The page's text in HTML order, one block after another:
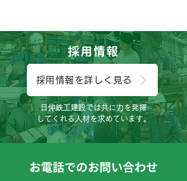
採用情報
採用情報を詳しく見る
日伸鉄工建設では共に力を発揮
してくれる人材を求めています。
お電話でのお問い合わせ